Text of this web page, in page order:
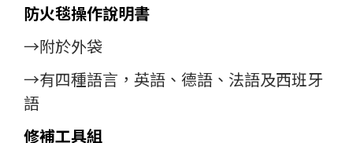
防火毯操作說明書
→附於外袋
→有四種語言，英語、德語、法語及西班牙
語
修補工具組